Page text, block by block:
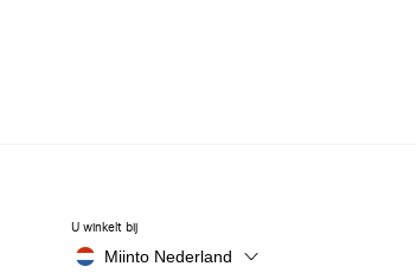
U winkelt bij
Miinto Nederland